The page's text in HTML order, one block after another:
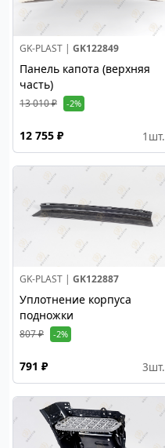
GK-PLAST | GK122849
Панель капота (верхняя
часть)
13 010 ₽ -2%
12 755 ₽ 1 шт.
GK-PLAST | GK122887
Уплотнение корпуса
подножки
807 ₽ -2%
791 ₽ 3шт.